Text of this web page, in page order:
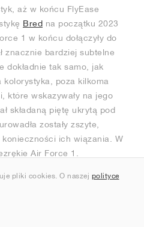
aż w końcu FlyEase
Bred na początku 2023
1 w końcu dołączyły do
znacznie bardziej subtelne
dokładnie tak samo, jak
kolorystyka, poza kilkoma
które wskazywały na jego
składaną piętę ukrytą pod
zostały zszyte,
ich wiązania. W
Air Force 1.
pliki cookies. O naszej polityce